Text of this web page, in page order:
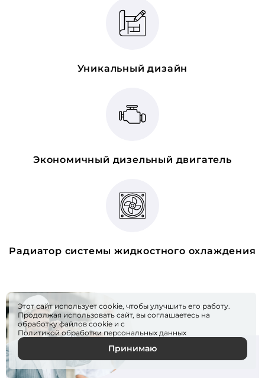
Уникальный дизайн
Экономичный дизельный двигатель
Радиатор системы жидкостного охлаждения
Этот сайт использует cookie, чтобы улучшить его работу.
Продолжая использовать сайт, вы соглашаетесь на
обработку файловcookie и с
Политикой обработки персональных данных
Принимаю